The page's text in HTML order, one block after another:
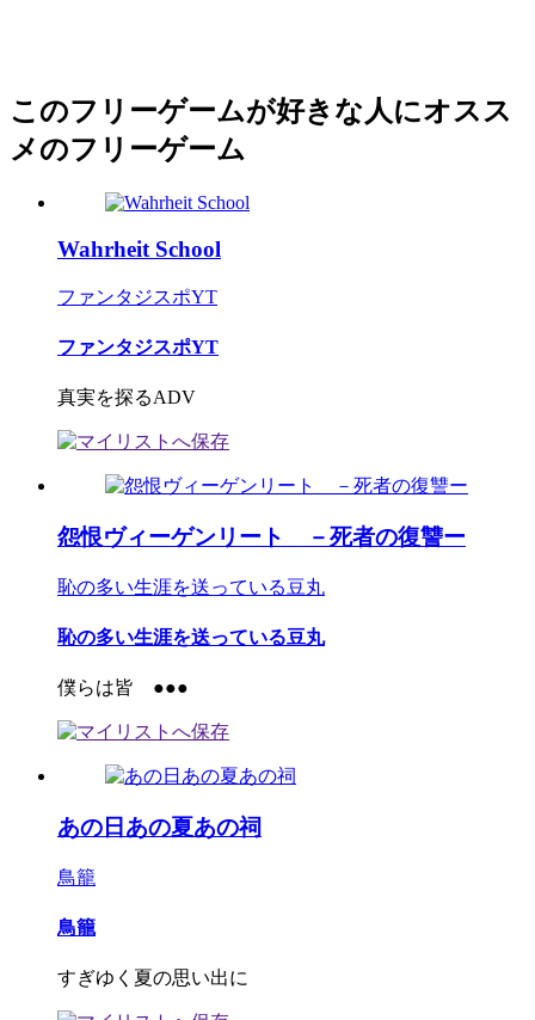
このフリーゲームが好きな人にオスス
メのフリーゲーム
Wahrheit School
ファンタジスポYT
ファンタジスポYT
真実を探るADV
怨恨ヴィーゲンリート －死者の復讐ー
恥の多い生涯を送っている豆丸
恥の多い生涯を送っている豆丸
僕らは皆 ●●●
あの日あの夏あの祠
鳥籠
鳥籠
すぎゆく夏の思い出に